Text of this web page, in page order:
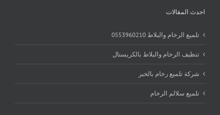
احدث المقالات
تلميع الرخام والبلاط 0553960210
تنظيف الرخام والبلاط بالكريستال
شركة تلميع رخام بالخبر
تلميع سلالم الرخام